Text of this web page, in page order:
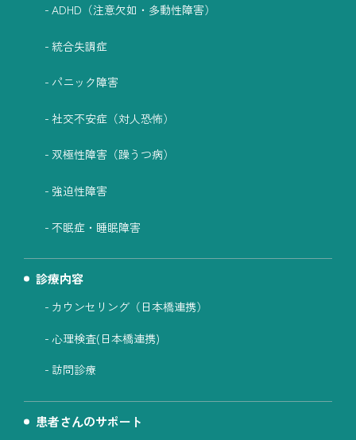
ADHD（注意欠如・多動性障害）
統合失調症
パニック障害
社交不安症（対人恐怖）
双極性障害（躁うつ病）
強迫性障害
不眠症・睡眠障害
診療内容
カウンセリング（日本橋連携）
心理検査(日本橋連携)
訪問診療
患者さんのサポート